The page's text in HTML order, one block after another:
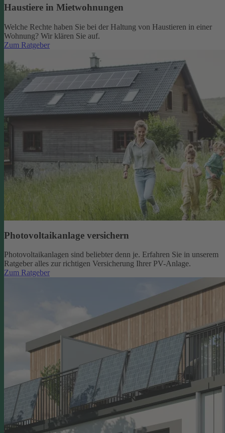
Haustiere in Mietwohnungen
Welche Rechte haben Sie bei der Haltung von Haustieren in einer
Wohnung? Wir klären Sie auf.
Zum Ratgeber
Photovoltaikanlage versichern
Photovoltaikanlagen sind beliebter denn je. Erfahren Sie in unserem
Ratgeber alles zur richtigen Versicherung Ihrer PV-Anlage.
Zum Ratgeber